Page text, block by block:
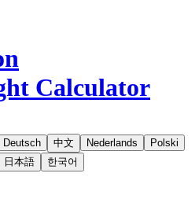
Calculator
Deutsch 中文 Nederlands
Polski
日本語 한국어